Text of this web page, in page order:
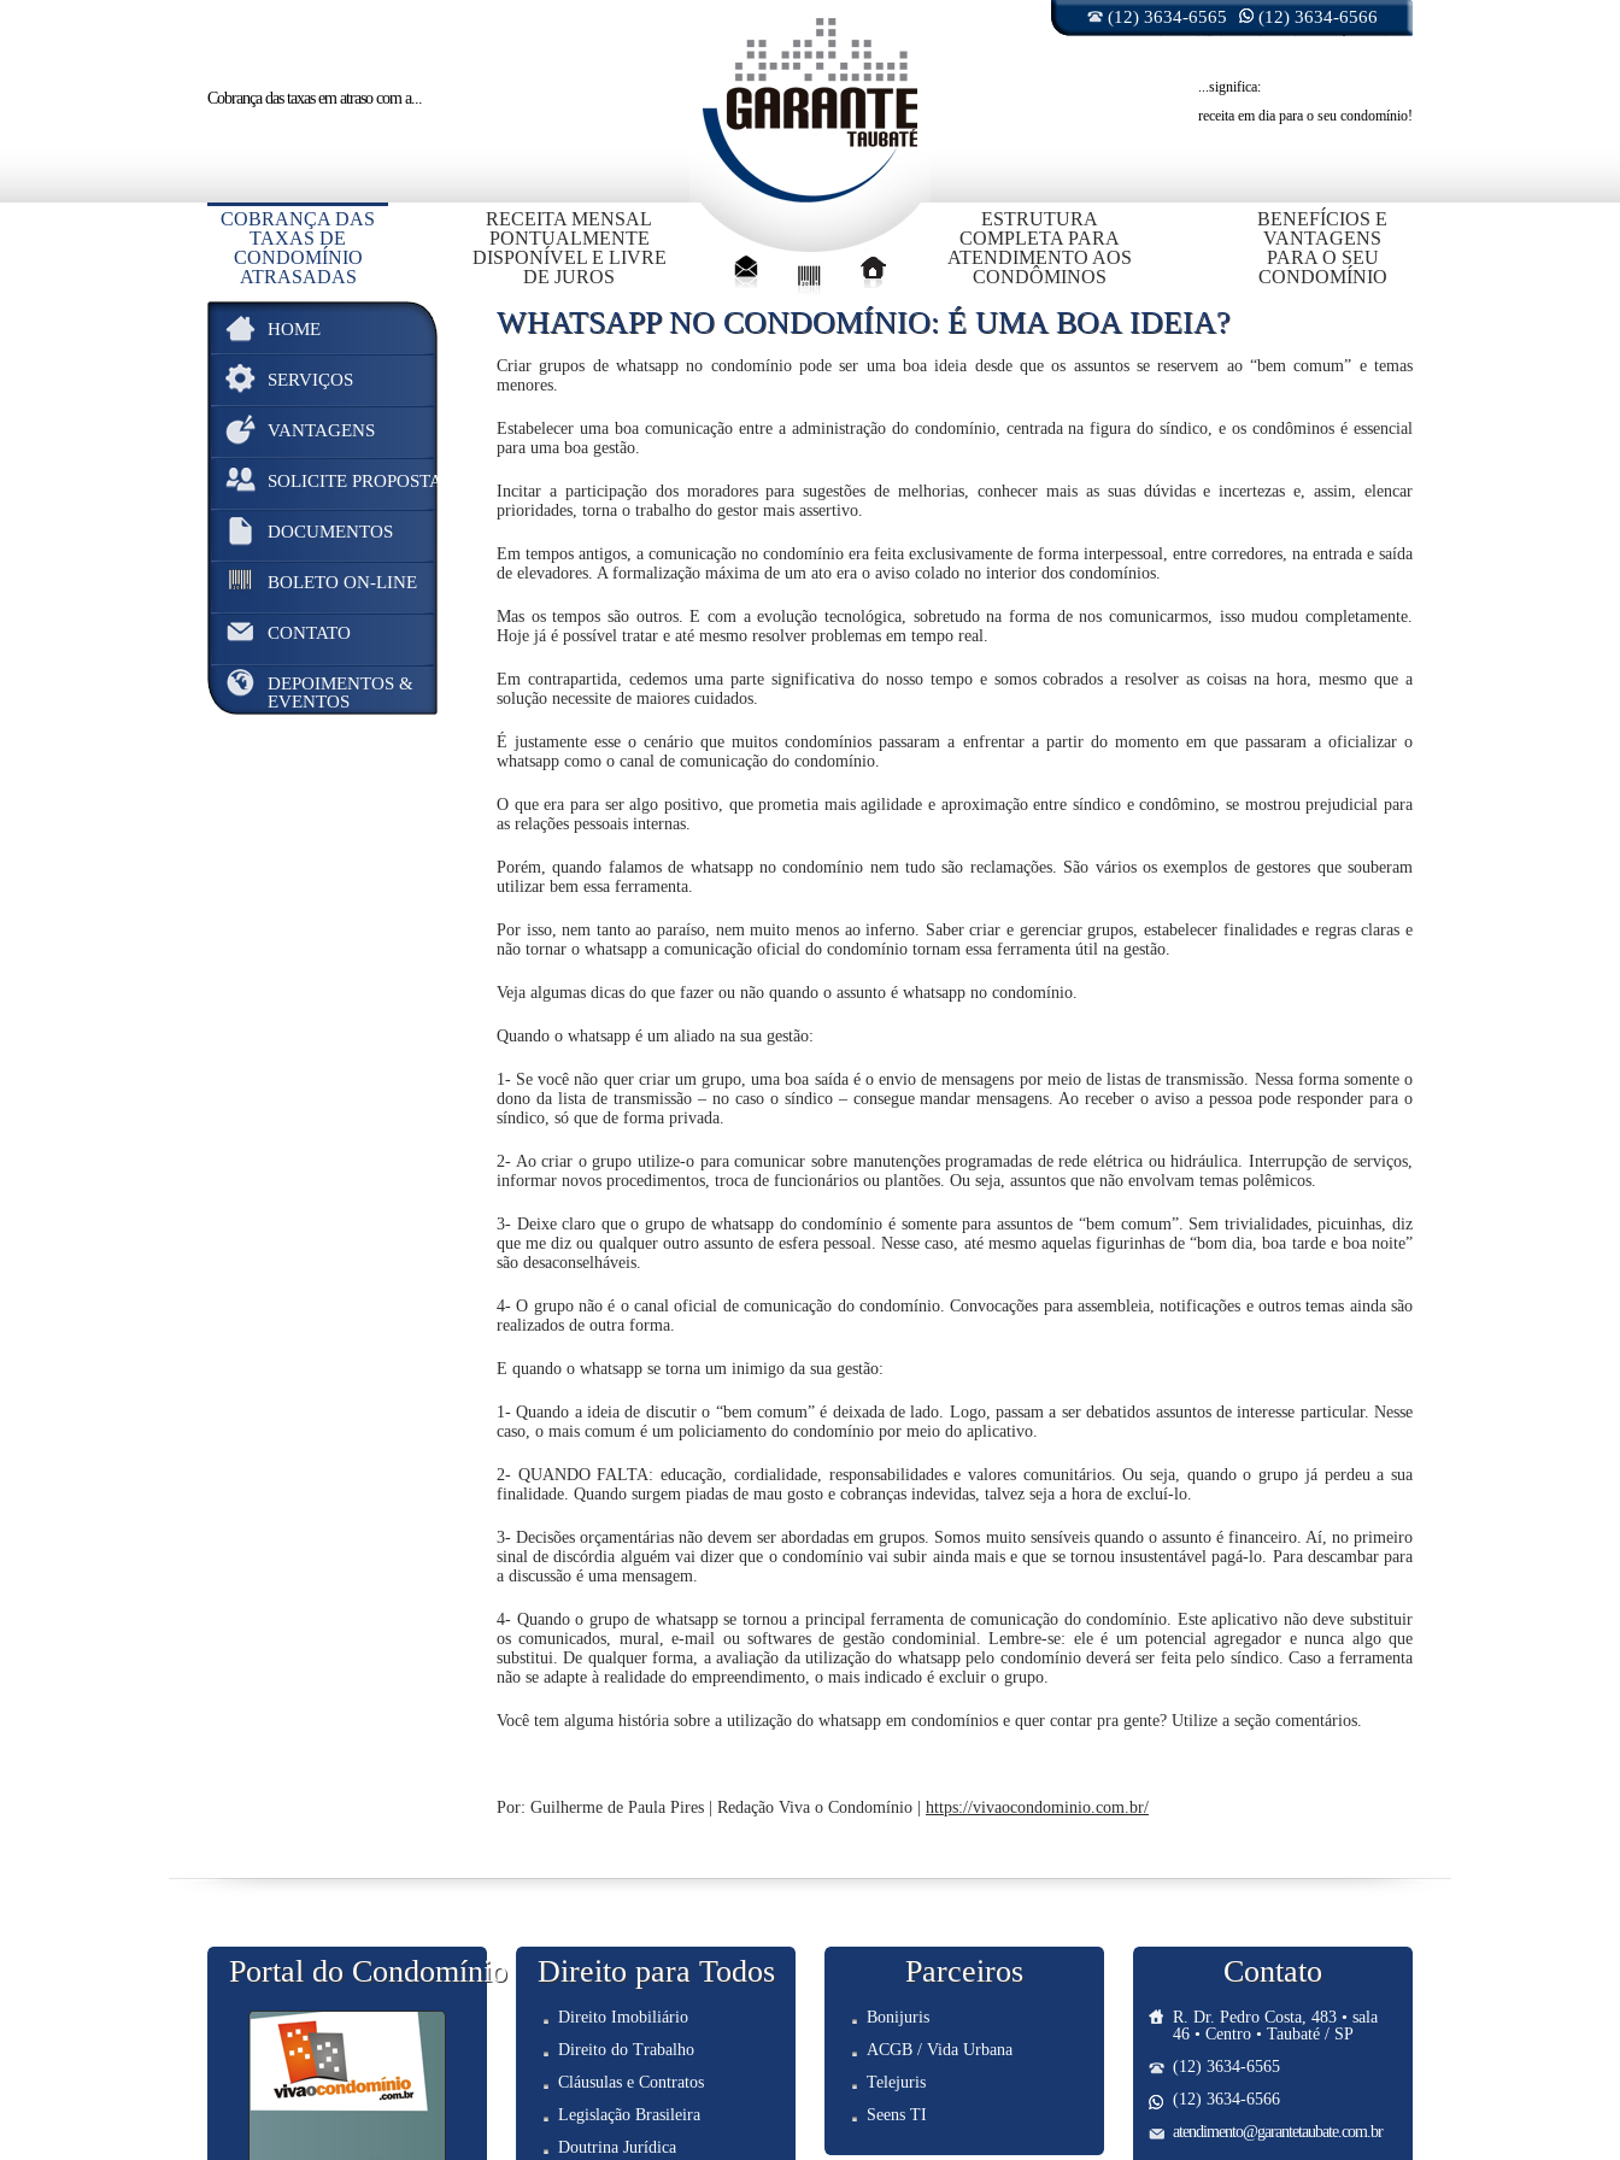
(12) 3634-6565 (12) 3634-6566
Cobrança das taxas em atrasocom a...
...significa:
receita em dia para o seu condomínio!
COBRANÇA DAS
TAXAS DE
CONDOMÍNIO
ATRASADAS
RECEITA MENSAL
PONTUALMENTE
DISPONÍVEL E LIVRE
DE JUROS
ESTRUTURA
COMPLETA PARA
ATENDIMENTO AOS
CONDÔMINOS
BENEFÍCIOS E
VANTAGENS
PARA O SEU
CONDOMÍNIO
HOME
SERVIÇOS
VANTAGENS
SOLICITE PROPOSTA
DOCUMENTOS
BOLETO ON-LINE
CONTATO
DEPOIMENTOS &
EVENTOS
WHATSAPP NO CONDOMÍNIO: É UMA BOA IDEIA?
Criar grupos de whatsapp no condomínio pode ser uma boa ideia desde que os assuntos se reservem ao “bem comum” e temas
menores.
Estabelecer uma boa comunicação entre a administração do condomínio, centrada na figura do síndico, e os condôminos é essencial
para uma boa gestão.
Incitar a participação dos moradores para sugestões de melhorias, conhecer mais as suas dúvidas e incertezas e, assim, elencar
prioridades, torna o trabalho do gestor mais assertivo.
Em tempos antigos, a comunicação no condomínio era feita exclusivamente de forma interpessoal, entre corredores, na entrada e saída
de elevadores. A formalização máxima de um ato era o aviso colado no interior dos condomínios.
Mas os tempos são outros. E com a evolução tecnológica, sobretudo na forma de nos comunicarmos, isso mudou completamente.
Hoje já é possível tratar e até mesmo resolver problemas em tempo real.
Em contrapartida, cedemos uma parte significativa do nosso tempo e somos cobrados a resolver as coisas na hora, mesmo que a
solução necessite de maiores cuidados.
É justamente esse o cenário que muitos condomínios passaram a enfrentar a partir do momento em que passaram a oficializar o
whatsapp como o canal de comunicação do condomínio.
O que era para ser algo positivo, que prometia mais agilidade e aproximação entre síndico e condômino, se mostrou prejudicial para
as relações pessoais internas.
Porém, quando falamos de whatsapp no condomínio nem tudo são reclamações. São vários os exemplos de gestores que souberam
utilizar bem essa ferramenta.
Por isso, nem tanto ao paraíso, nem muito menos ao inferno. Saber criar e gerenciar grupos, estabelecer finalidades e regras claras e
não tornar o whatsapp a comunicação oficial do condomínio tornam essa ferramenta útil na gestão.
Veja algumas dicas do que fazer ou não quando o assunto é whatsapp no condomínio.
Quando o whatsapp é um aliado na sua gestão:
1- Se você não quer criar um grupo, uma boa saída é o envio de mensagens por meio de listas de transmissão. Nessa forma somente o
dono da lista de transmissão – no caso o síndico – consegue mandar mensagens. Ao receber o aviso a pessoa pode responder para o
síndico, só que de forma privada.
2- Ao criar o grupo utilize-o para comunicar sobre manutenções programadas de rede elétrica ou hidráulica. Interrupção de serviços,
informar novos procedimentos, troca de funcionários ou plantões. Ou seja, assuntos que não envolvam temas polêmicos.
3- Deixe claro que o grupo de whatsapp do condomínio é somente para assuntos de “bem comum”. Sem trivialidades, picuinhas, diz
que me diz ou qualquer outro assunto de esfera pessoal. Nesse caso, até mesmo aquelas figurinhas de “bom dia, boa tarde e boa noite”
são desaconselháveis.
4- O grupo não é o canal oficial de comunicação do condomínio. Convocações para assembleia, notificações e outros temas ainda são
realizados de outra forma.
E quando o whatsapp se torna um inimigo da sua gestão:
1- Quando a ideia de discutir o “bem comum” é deixada de lado. Logo, passam a ser debatidos assuntos de interesse particular. Nesse
caso, o mais comum é um policiamento do condomínio por meio do aplicativo.
2- QUANDO FALTA: educação, cordialidade, responsabilidades e valores comunitários. Ou seja, quando o grupo já perdeu a sua
finalidade. Quando surgem piadas de mau gosto e cobranças indevidas, talvez seja a hora de excluí-lo.
3- Decisões orçamentárias não devem ser abordadas em grupos. Somos muito sensíveis quando o assunto é financeiro. Aí, no primeiro
sinal de discórdia alguém vai dizer que o condomínio vai subir ainda mais e que se tornou insustentável pagá-lo. Para descambar para
a discussão é uma mensagem.
4- Quando o grupo de whatsapp se tornou a principal ferramenta de comunicação do condomínio. Este aplicativo não deve substituir
os comunicados, mural, e-mail ou softwares de gestão condominial. Lembre-se: ele é um potencial agregador e nunca algo que
substitui. De qualquer forma, a avaliação da utilização do whatsapp pelo condomínio deverá ser feita pelo síndico. Caso a ferramenta
não se adapte à realidade do empreendimento, o mais indicado é excluir o grupo.
Você tem alguma história sobre a utilização do whatsapp em condomínios e quer contar pra gente? Utilize a seção comentários.
Por: Guilherme de Paula Pires | Redação Viva o Condomínio | https://vivaocondominio.com.br/
Portal do Condomínio Direito para Todos
Direito Imobiliário
Direito do Trabalho
Cláusulas e Contratos
Legislação Brasileira
Doutrina Jurídica
Parceiros
Bonijuris
ACGB / Vida Urbana
Telejuris
Seens TI
Contato
R. Dr. Pedro Costa, 483 • sala
46 • Centro • Taubaté / SP
(12) 3634-6565
(12) 3634-6566
atendimento@garantetaubate.com.br